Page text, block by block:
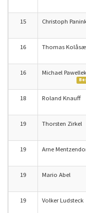
15 Christoph
16 Thomas
16 Michael Pawellek
18 Roland Knauff
19 Thorsten Zirkel
19 Arne
19 Mario Abel
19 Volker Ludsteck